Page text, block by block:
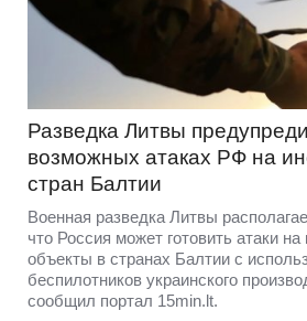
Разведка Литвы
возможных атаках РФ на
стран Балтии
Военная разведка Литвы
что Россия может готовить атаки
объекты в странах Балтии с
беспилотников украинского
сообщил портал 15min.lt.